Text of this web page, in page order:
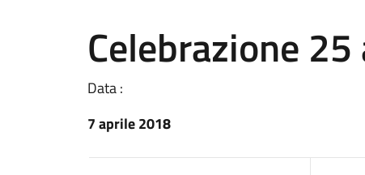
Celebrazione
Data :
7 aprile 2018